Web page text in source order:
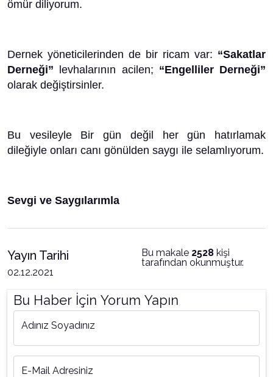
ömür diliyorum.
Dernek yöneticilerinden de bir ricam var: “Sakatlar
Derneği” levhalarının acilen; “Engelliler Derneği”
olarak değiştirsinler.
Bu vesileyle Bir gün değil her gün hatırlamak
dileğiyle onları canı gönülden saygı ile selamlıyorum.
Sevgi ve Saygılarımla
Yayın Tarihi
02.12.2021
Bu makale 2528 kişi
tarafından okunmuştur.
Bu Haber İçin Yorum Yapın
Adınız Soyadınız
E-Mail Adresiniz